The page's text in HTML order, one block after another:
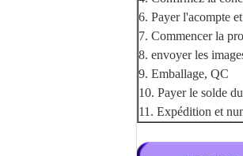
6. Payer l'acompte
7. Commencer la
8. envoyer les
9. Emballage, QC
10. Payer le solde
11. Expédition et